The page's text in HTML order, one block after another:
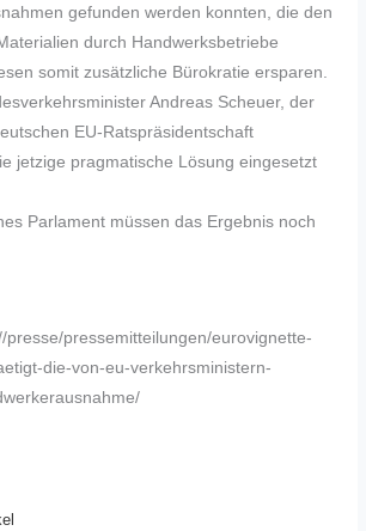
gefunden werden konnten, die den
durch Handwerksbetriebe
somit zusätzliche Bürokratie ersparen.
Andreas Scheuer, der
EU-Ratspräsidentschaft
jetzige pragmatische Lösung eingesetzt
Parlament müssen das Ergebnis noch
presse/pressemitteilungen/eurovignette-
die-von-eu-verkehrsministern-